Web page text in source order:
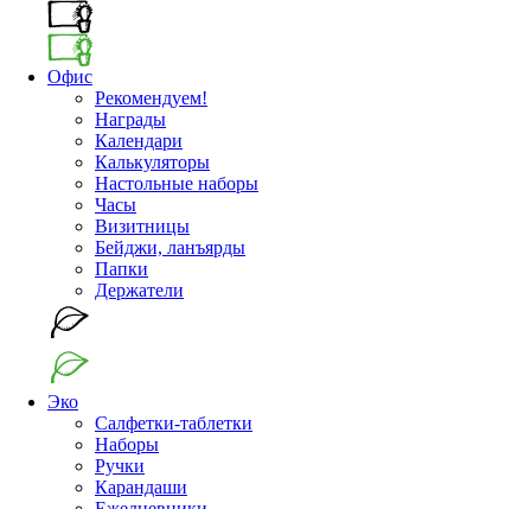
Офис
Рекомендуем!
Награды
Календари
Калькуляторы
Настольные наборы
Часы
Визитницы
Бейджи, ланъярды
Папки
Держатели
Эко
Салфетки-таблетки
Наборы
Ручки
Карандаши